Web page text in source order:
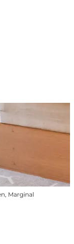
Marginal